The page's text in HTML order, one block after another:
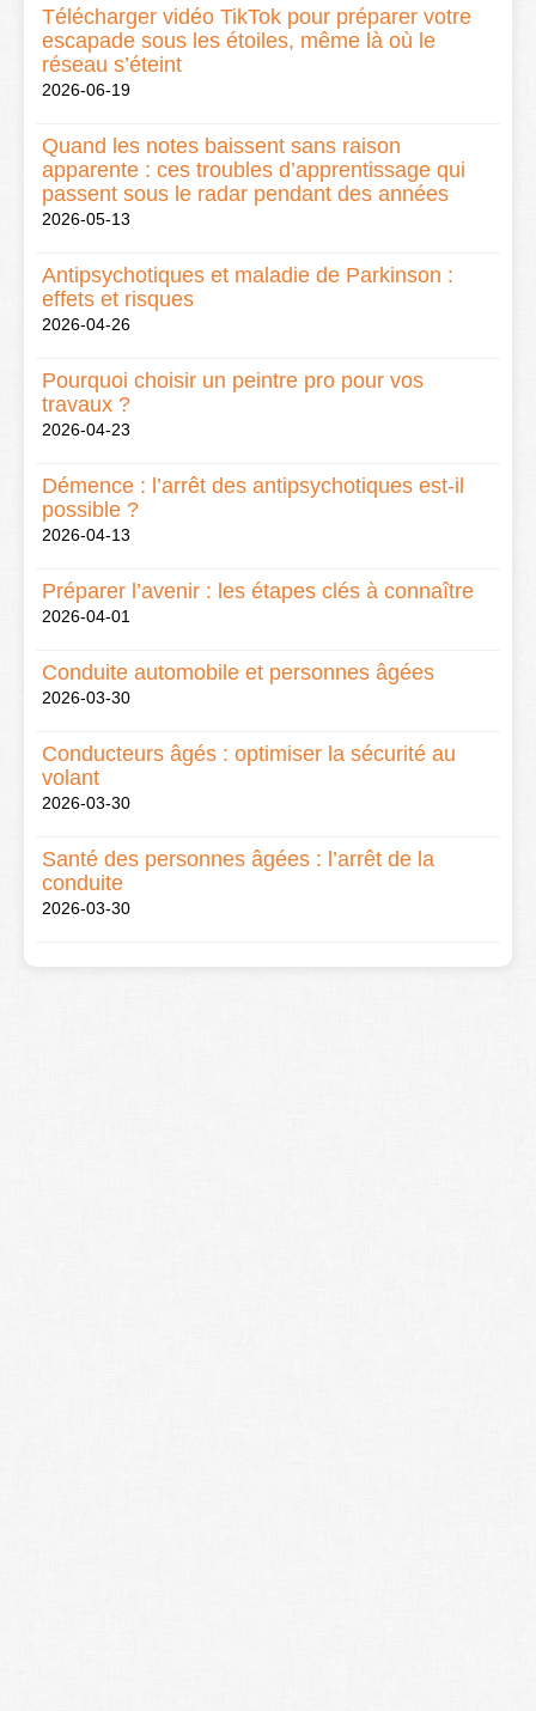
Télécharger vidéo TikTok pour préparer votre
escapade sous les étoiles, même là où le
réseau s’éteint
2026-06-19
Quand les notes baissent sans raison
apparente : ces troubles d’apprentissage qui
passent sous le radar pendant des années
2026-05-13
Antipsychotiques et maladie de Parkinson :
effets et risques
2026-04-26
Pourquoi choisir un peintre pro pour vos
travaux ?
2026-04-23
Démence : l’arrêt des antipsychotiques est-il
possible ?
2026-04-13
Préparer l’avenir : les étapes clés à connaître
2026-04-01
Conduite automobile et personnes âgées
2026-03-30
Conducteurs âgés : optimiser la sécurité au
volant
2026-03-30
Santé des personnes âgées : l’arrêt de la
conduite
2026-03-30